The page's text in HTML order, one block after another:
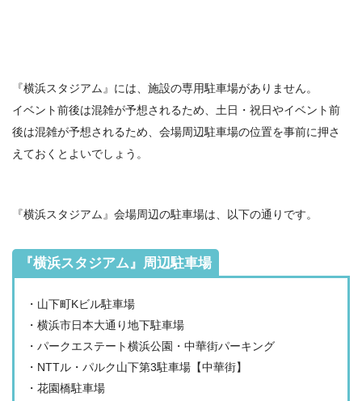
『横浜スタジアム』には、施設の専用駐車場がありません。
イベント前後は混雑が予想されるため、土日・祝日やイベント前
後は混雑が予想されるため、会場周辺駐車場の位置を事前に押さ
えておくとよいでしょう。
『横浜スタジアム』会場周辺の駐車場は、以下の通りです。
『横浜スタジアム』周辺駐車場
・山下町Kビル駐車場
・横浜市日本大通り地下駐車場
・パークエステート横浜公園・中華街パーキング
・NTTル・パルク山下第3駐車場【中華街】
・花園橋駐車場